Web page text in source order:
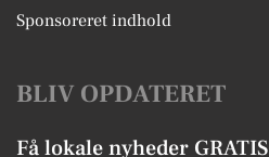
Sponsoreret indhold
BLIV OPDATERET
Få lokale nyheder GRATIS